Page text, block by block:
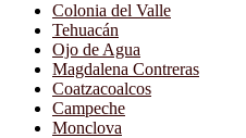
Colonia del Valle
Tehuacán
Ojo de Agua
Magdalena Contreras
Coatzacoalcos
Campeche
Monclova